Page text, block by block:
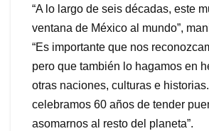
“A lo largo de seis décadas, este
ventana de México al mundo”,
“Es importante que nos
pero que también lo hagamos en
otras naciones, culturas e
celebramos 60 años de tender
asomarnos al resto del planeta”.